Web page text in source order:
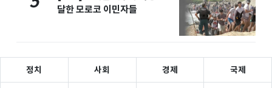
달한 모로코 이민자들
정치 사회 경제 국제